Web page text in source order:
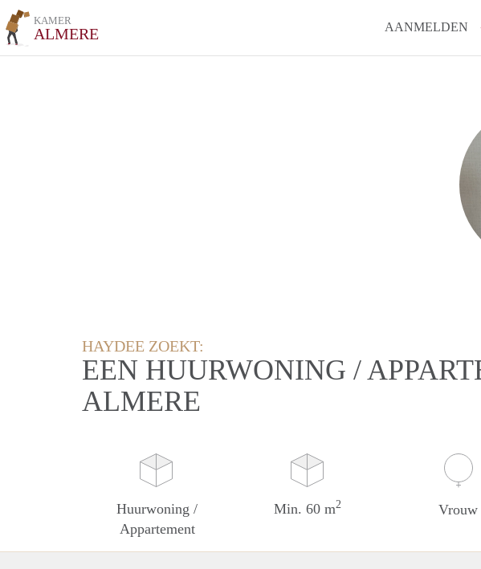
KAMER
ALMERE AANMELDEN
HAYDEE ZOEKT:
EEN HUURWONING /
ALMERE
Huurwoning /
Appartement
Min. 60 m2 Vrouw